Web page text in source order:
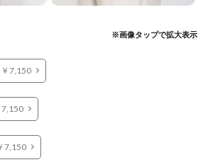
※画像タップで拡大表示
7,150
7,150
7,150